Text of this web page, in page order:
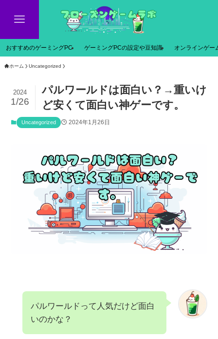
おすすめのゲーミングPC ゲーミングPCの設定や豆知識 オンラインゲー
ホーム Uncategorized
パルワールドは面白い？→重いけ
ど安くて面白い神ゲーです。
2024
1/26
Uncategorized 2024年1月26日
パルワールドって人気だけど面白
いのかな？